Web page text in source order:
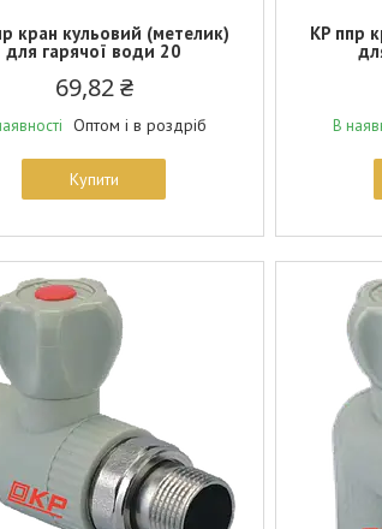
кран кульовий (метелик)
для гарячої води 20
69,82 ₴
Оптом і в роздріб
Купити
KP ппр
В